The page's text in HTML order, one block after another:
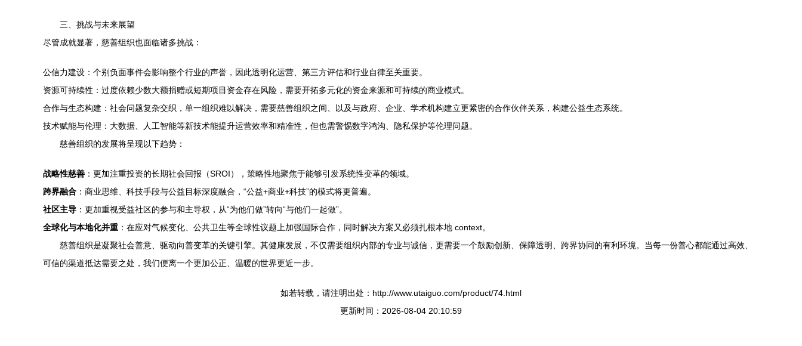
三、挑战与未来展望
尽管成就显著，慈善组织也面临诸多挑战：
公信力建设：个别负面事件会影响整个行业的声誉，因此透明化运营、第三方评估和行业自律至关重要。
资源可持续性：过度依赖少数大额捐赠或短期项目资金存在风险，需要开拓多元化的资金来源和可持续的商业模式。
合作与生态构建：社会问题复杂交织，单一组织难以解决，需要慈善组织之间、以及与政府、企业、学术机构建立更紧密的合作伙伴关系，构建公益生态系统。
技术赋能与伦理：大数据、人工智能等新技术能提升运营效率和精准性，但也需警惕数字鸿沟、隐私保护等伦理问题。
慈善组织的发展将呈现以下趋势：
战略性慈善 ：更加注重投资的长期社会回报（SROI），策略性地聚焦于能够引发系统性变革的领域。
跨界融合 ：商业思维、科技手段与公益目标深度融合，“公益+商业+科技”的模式将更普遍。
社区主导 ：更加重视受益社区的参与和主导权，从“为他们做”转向“与他们一起做”。
全球化与本地化并重 ：在应对气候变化、公共卫生等全球性议题上加强国际合作，同时解决方案又必须扎根本地 context。
慈善组织是凝聚社会善意、驱动向善变革的关键引擎。其健康发展，不仅需要组织内部的专业与诚信，更需要一个鼓励创新、保障透明、跨界协同的有利环境。当每一份善心都能通过高效、
可信的渠道抵达需要之处，我们便离一个更加公正、温暖的世界更近一步。
如若转载，请注明出处：http://www.utaiguo.com/product/74.html
更新时间：2026-08-04 20:10:59